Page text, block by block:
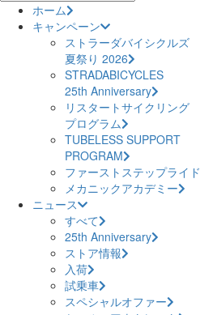
ホーム
キャンペーン
ストラーダバイシクルズ
夏祭り 2026
STRADABICYCLES
25th Anniversary
リスタートサイクリング
プログラム
TUBELESS SUPPORT
PROGRAM
ファーストステップライド
メカニックアカデミー
ニュース
すべて
25th Anniversary
ストア情報
入荷
試乗車
スペシャルオファー